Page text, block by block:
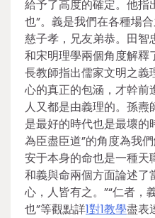
給予了高度的確定。他指
也”。義是我們在各種場
慈子孝，兄友弟恭。田智
和宋明理學兩個角度解釋
長教師指出儒家文明之義
心的真正的包涵，才幹前
人又都是由義理的。孫燾
是最好的時代也是最壞的
為臣盡臣道”的角度為我
安于本身的命也是一種天
和義與命兩個方面論述了
心，人皆有之。”“仁者，
也”等觀點詳1對1教學盡表